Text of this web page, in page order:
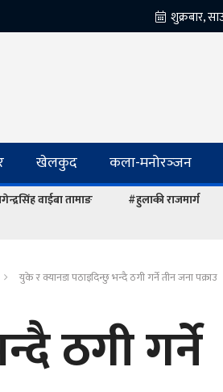
खेलकुद कला-मनोरञ्‍जन
वाईबा तामाङ #हुलाकी राजमार्ग
युके र क्यानडा पठाइदिन्छु भन्दै ठगी गर्ने तीन जना पक्राउ
ठगी गर्ने